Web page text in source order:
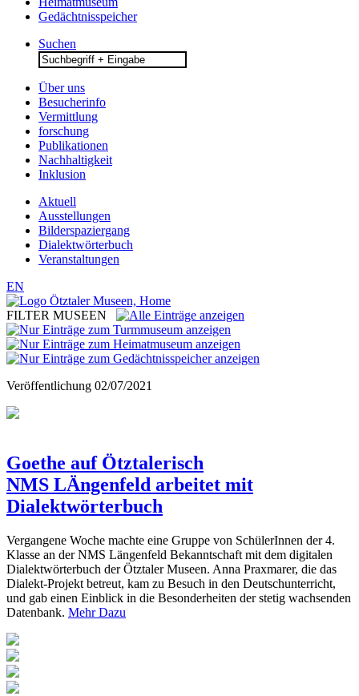
Gedächtnisspeicher
Suchen
Search
for:
Über uns
Besucherinfo
Vermittlung
forschung
Publikationen
Nachhaltigkeit
Inklusion
Aktuell
Ausstellungen
Bilderspaziergang
Dialektwörterbuch
Veranstaltungen
EN
FILTER MUSEEN
Veröffentlichung 02/07/2021
Goethe auf Ötztalerisch
NMS LÄngenfeld arbeitet mit
Dialektwörterbuch
Vergangene Woche machte eine Gruppe von SchülerInnen der 4.
Klasse an der NMS Längenfeld Bekanntschaft mit dem digitalen
Dialektwörterbuch der Ötztaler Museen. Anna Praxmarer, die das
Dialekt-Projekt betreut, kam zu Besuch in den Deutschunterricht,
und gab einen Einblick in die Besonderheiten der stetig wachsenden
Datenbank. Mehr Dazu